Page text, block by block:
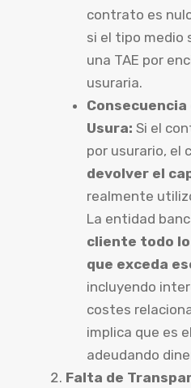
contrato es
si el tipo medio
una TAE por
usuraria.
Consecuencia
Usura: Si el
por usurario, el
devolver el
realmente
La entidad
cliente todo lo
que exceda
incluyendo
costes
implica que es
adeudando
Falta de